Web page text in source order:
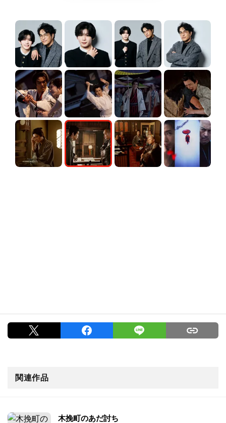
関連作品
木挽町のあだ討ち